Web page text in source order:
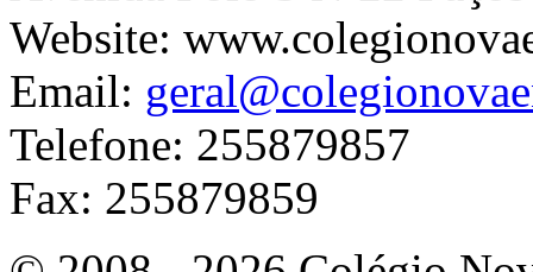
Website:
Email:
Telefone: 255879857
Fax: 255879859